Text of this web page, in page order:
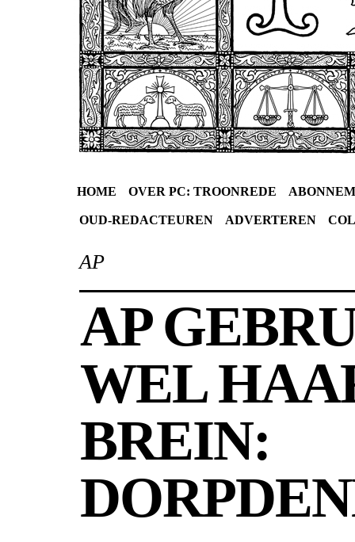
HOME OVER PC: TROONREDE
OUD-REDACTEUREN ADVERTEREN
AP
AP
WEL
BREIN: